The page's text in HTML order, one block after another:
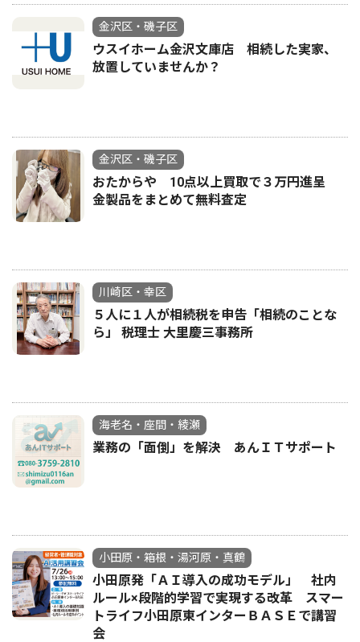
金沢区・磯子区
ウスイホーム金沢文庫店 相続した実家、
放置していませんか？
金沢区・磯子区
おたからや 10点以上買取で３万円進呈
金製品をまとめて無料査定
川崎区・幸区
５人に１人が相続税を申告「相続のことな
ら」 税理士 大里慶三事務所
海老名・座間・綾瀬
業務の「面倒」を解決 あんＩＴサポート
小田原・箱根・湯河原・真鶴
小田原発「ＡＩ導入の成功モデル」 社内
ルール×段階的学習で実現する改革 スマー
トライフ小田原東インターＢＡＳＥで講習
会